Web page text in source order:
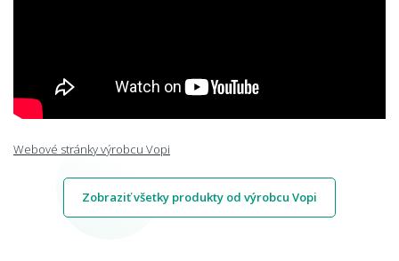
Webové stránky výrobcu Vopi
Zobraziť všetky produkty od výrobcu Vopi